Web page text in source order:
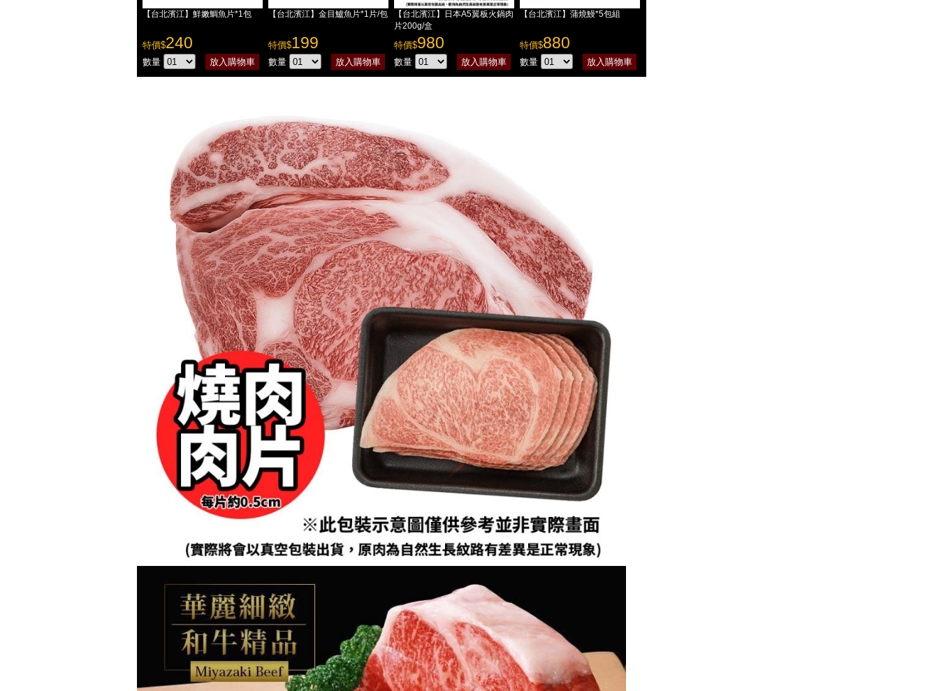
【台北濱江】鮮嫩鯛魚片*1包
特價$240
數量
【台北濱江】金目鱸魚片*1片/包
特價$199
數量
【台北濱江】日本A5翼板火鍋肉
片200g/盒
特價$980
數量
【台北濱江】蒲燒鰻*5包組
特價$880
數量